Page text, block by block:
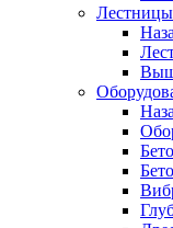
Лестницы